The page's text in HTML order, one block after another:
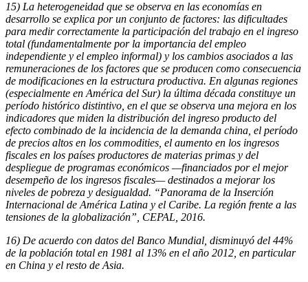
15) La heterogeneidad que se observa en las economías en
desarrollo se explica por un conjunto de factores: las dificultades
para medir correctamente la participación del trabajo en el ingreso
total (fundamentalmente por la importancia del empleo
independiente y el empleo informal) y los cambios asociados a las
remuneraciones de los factores que se producen como consecuencia
de modificaciones en la estructura productiva. En algunas regiones
(especialmente en América del Sur) la última década constituye un
período histórico distintivo, en el que se observa una mejora en los
indicadores que miden la distribución del ingreso producto del
efecto combinado de la incidencia de la demanda china, el período
de precios altos en los commodities, el aumento en los ingresos
fiscales en los países productores de materias primas y del
despliegue de programas económicos —financiados por el mejor
desempeño de los ingresos fiscales— destinados a mejorar los
niveles de pobreza y desigualdad. “Panorama de la Inserción
Internacional de América Latina y el Caribe. La región frente a las
tensiones de la globalización”, CEPAL, 2016.
16) De acuerdo con datos del Banco Mundial, disminuyó del 44%
de la población total en 1981 al 13% en el año 2012, en particular
en China y el resto de Asia.